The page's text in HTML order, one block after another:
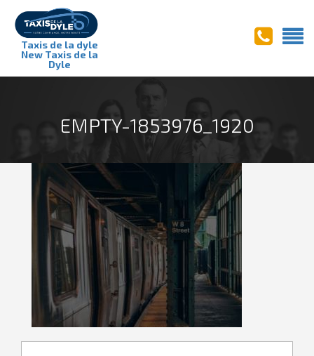
Taxis de la dyle
New Taxis de la
Dyle
EMPTY-1853976_1920